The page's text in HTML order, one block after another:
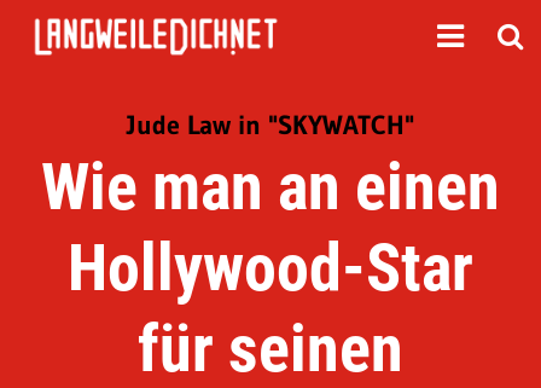
Jude Law in "SKYWATCH"
Wie man an einen
Hollywood-Star
für seinen